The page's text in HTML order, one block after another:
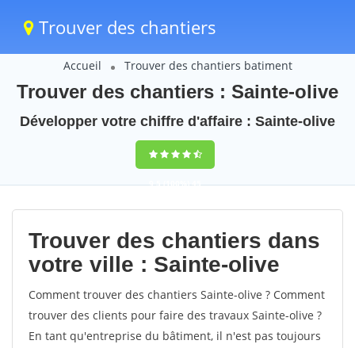
Trouver des chantiers
Accueil Trouver des chantiers batiment
Trouver des chantiers : Sainte-olive
Développer votre chiffre d'affaire : Sainte-olive
9,5(100%)45
votes
Trouver des chantiers dans
votre ville : Sainte-olive
Comment trouver des chantiers Sainte-olive ? Comment
trouver des clients pour faire des travaux Sainte-olive ?
En tant qu'entreprise du bâtiment, il n'est pas toujours